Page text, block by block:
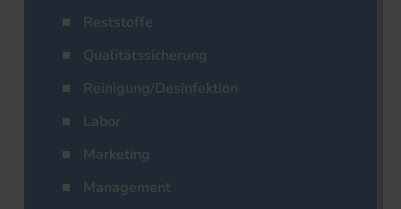
Reststoffe
Qualitätssicherung
Reinigung/Desinfektion
Labor
Marketing
Management